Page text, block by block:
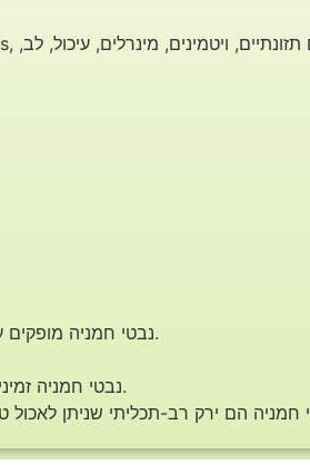
נבטי חמניה מופקים על ידי השריית זרעי חמניה במים למשך מספר ימים.
נבטי חמניה זמינים גם במרבית חנויות הטבע ובחנויות המזון האורגני.